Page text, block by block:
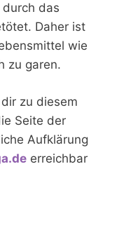
das
Daher ist
wie
zu garen.
zu diesem
Seite der
Aufklärung
erreichbar